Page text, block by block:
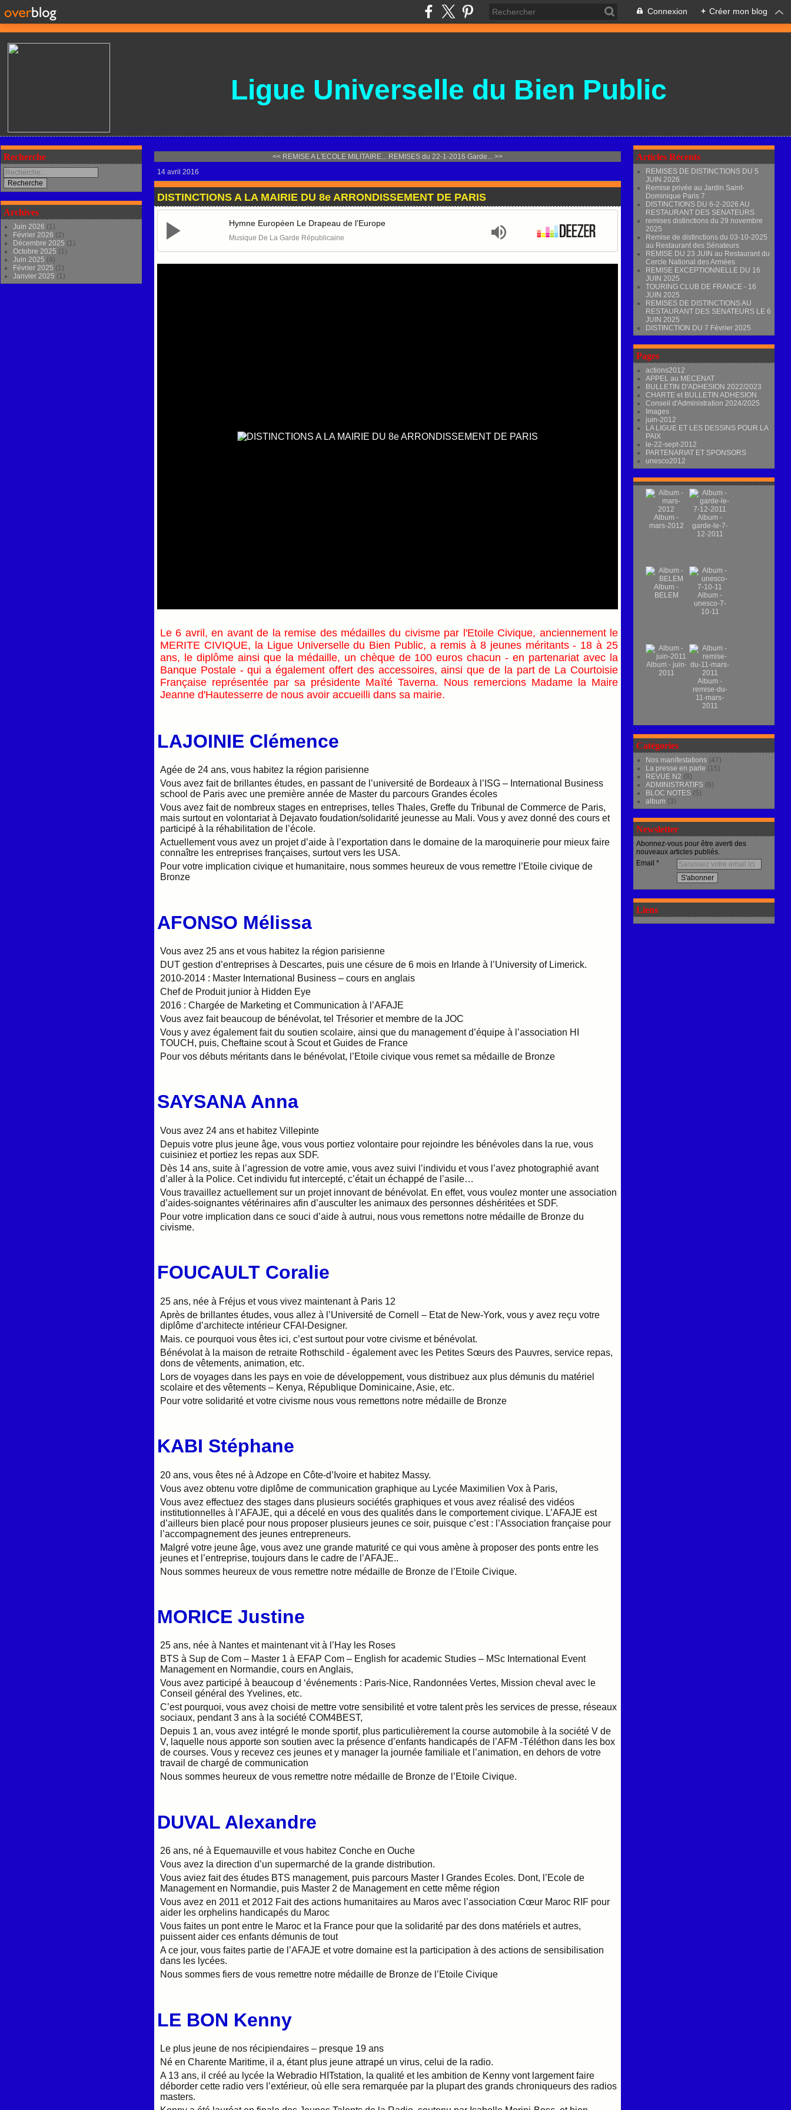
Connexion + Créer mon blog
Ligue Universelle du Bien Public
Recherche
Archives
Juin 2026 (1)
Février 2026 (2)
Décembre 2025 (1)
Octobre 2025 (1)
Juin 2025 (4)
Février 2025 (1)
Janvier 2025 (1)
<< REMISE A L'ECOLE MILITAIRE... REMISES du 22-1-2016 Garde... >>
14 avril 2016
DISTINCTIONS A LA MAIRIE DU 8e ARRONDISSEMENT DE PARIS
Hymne Européen Le Drapeau de l'Europe
Musique De La Garde Républicaine
Le 6 avril, en avant de la remise des médailles du civisme par l'Etoile Civique, anciennement le
MERITE CIVIQUE, la Ligue Universelle du Bien Public, a remis à8 jeunes méritants - 18à 25
ans, le dipl ôme ainsi que la médaille, un chèque de 100 euros chacun - en partenariat avec la
Banque Postale - qui a également offert des accessoires, ainsi que de la part de La Courtoisie
Française représentée par sa présidente Maïté Taverna. Nous remercions Madame la Maire
Jeanne d'Hautesserre de nous avoir accueilli dans sa mairie.
LAJOINIE Clémence
Agée de 24 ans, vous habitez la région parisienne
Vous avez fait de brillantes études, en passant de l’université de Bordeaux à l’ISG – International Business
school de Paris avec une première année de Master du parcours Grandes écoles
Vous avez fait de nombreux stages en entreprises, telles Thales, Greffe du Tribunal de Commerce de Paris,
mais surtout en volontariat à Dejavato foudation/solidarité jeunesse au Mali. Vous y avez donné des cours et
participé à la réhabilitation de l’école.
Actuellement vous avez un projet d’aide à l’exportation dans le domaine de la maroquinerie pour mieux faire
connaître les entreprises françaises, surtout vers les USA.
Pour votre implication civique et humanitaire, nous sommes heureux de vous remettre l’Etoile civique de
Bronze
AFONSO Mélissa
Vous avez 25 ans et vous habitez la région parisienne
DUT gestion d’entreprises à Descartes, puis une césure de 6 mois en Irlande à l’University of Limerick.
2010-2014 : Master International Business – cours en anglais
Chef de Produit junior à Hidden Eye
2016 : Chargée de Marketing et Communication à l’AFAJE
Vous avez fait beaucoup de bénévolat, tel Trésorier et membre de la JOC
Vous y avez également fait du soutien scolaire, ainsi que du management d’équipe à l’association HI
TOUCH, puis, Cheftaine scout à Scout et Guides de France
Pour vos débuts méritants dans le bénévolat, l’Etoile civique vous remet sa médaille de Bronze
SAYSANA Anna
Vous avez 24 ans et habitez Villepinte
Depuis votre plus jeune âge, vous vous portiez volontaire pour rejoindre les bénévoles dans la rue, vous
cuisiniez et portiez les repas aux SDF.
Dès 14 ans, suite à l’agression de votre amie, vous avez suivi l’individu et vous l’avez photographié avant
d’aller à la Police. Cet individu fut intercepté, c’était un échappé de l’asile…
Vous travaillez actuellement sur un projet innovant de bénévolat. En effet, vous voulez monter une association
d’aides-soignantes vétérinaires afin d’ausculter les animaux des personnes déshéritées et SDF.
Pour votre implication dans ce souci d’aide à autrui, nous vous remettons notre médaille de Bronze du
civisme.
FOUCAULT Coralie
25 ans, née à Fréjus et vous vivez maintenant à Paris 12
Après de brillantes études, vous allez à l’Université de Cornell – Etat de New-York, vous y avez reçu votre
diplôme d’architecte intérieur CFAI-Designer.
Mais. ce pourquoi vous êtes ici, c’est surtout pour votre civisme et bénévolat.
Bénévolat à la maison de retraite Rothschild - également avec les Petites Sœurs des Pauvres, service repas,
dons de vêtements, animation, etc.
Lors de voyages dans les pays en voie de développement, vous distribuez aux plus démunis du matériel
scolaire et des vêtements – Kenya, République Dominicaine, Asie, etc.
Pour votre solidarité et votre civisme nous vous remettons notre médaille de Bronze
KABI Stéphane
20 ans, vous êtes né à Adzope en Côte-d’Ivoire et habitez Massy.
Vous avez obtenu votre diplôme de communication graphique au Lycée Maximilien Vox à Paris,
Vous avez effectuez des stages dans plusieurs sociétés graphiques et vous avez réalisé des vidéos
institutionnelles à l’AFAJE, qui a décelé en vous des qualités dans le comportement civique. L’AFAJE est
d’ailleurs bien placé pour nous proposer plusieurs jeunes ce soir, puisque c’est : l’Association française pour
l’accompagnement des jeunes entrepreneurs.
Malgré votre jeune âge, vous avez une grande maturité ce qui vous amène à proposer des ponts entre les
jeunes et l’entreprise, toujours dans le cadre de l’AFAJE..
Nous sommes heureux de vous remettre notre médaille de Bronze de l’Etoile Civique.
MORICE Justine
25 ans, née à Nantes et maintenant vit à l’Hay les Roses
BTS à Sup de Com – Master 1 à EFAP Com – English for academic Studies – MSc International Event
Management en Normandie, cours en Anglais,
Vous avez participé à beaucoup d ‘événements : Paris-Nice, Randonnées Vertes, Mission cheval avec le
Conseil général des Yvelines, etc.
C’est pourquoi, vous avez choisi de mettre votre sensibilité et votre talent près les services de presse, réseaux
sociaux, pendant 3 ans à la société COM4BEST,
Depuis 1 an, vous avez intégré le monde sportif, plus particulièrement la course automobile à la société V de
V, laquelle nous apporte son soutien avec la présence d’enfants handicapés de l’AFM -Téléthon dans les box
de courses. Vous y recevez ces jeunes et y manager la journée familiale et l’animation, en dehors de votre
travail de chargé de communication
Nous sommes heureux de vous remettre notre médaille de Bronze de l’Etoile Civique.
DUVAL Alexandre
26 ans, né à Equemauville et vous habitez Conche en Ouche
Vous avez la direction d’un supermarché de la grande distribution.
Vous aviez fait des études BTS management, puis parcours Master I Grandes Ecoles. Dont, l’Ecole de
Management en Normandie, puis Master 2 de Management en cette même région
Vous avez en 2011 et 2012 Fait des actions humanitaires au Maros avec l’association Cœur Maroc RIF pour
aider les orphelins handicapés du Maroc
Vous faites un pont entre le Maroc et la France pour que la solidarité par des dons matériels et autres,
puissent aider ces enfants démunis de tout
A ce jour, vous faites partie de l’AFAJE et votre domaine est la participation à des actions de sensibilisation
dans les lycées.
Nous sommes fiers de vous remettre notre médaille de Bronze de l’Etoile Civique
LE BON Kenny
Le plus jeune de nos récipiendaires – presque 19 ans
Né en Charente Maritime, il a, étant plus jeune attrapé un virus, celui de la radio.
A 13 ans, il créé au lycée la Webradio HITstation, la qualité et les ambition de Kenny vont largement faire
déborder cette radio vers l’extérieur, où elle sera remarquée par la plupart des grands chroniqueurs des radios
masters.
Articles Récents
REMISES DE DISTINCTIONS DU 5
JUIN 2026
Remise privée au Jardin Saint-
Dominique Paris 7
DISTINCTIONS DU 6-2-2026 AU
RESTAURANT DES SENATEURS
remises distinctions du 29 novembre
2025
Remise de distinctions du 03-10-2025
au Restaurant des Sénateurs
REMISE DU 23 JUIN au Restaurant du
Cercle National des Armées
REMISE EXCEPTIONNELLE DU 16
JUIN 2025
TOURING CLUB DE FRANCE - 16
JUIN 2025
REMISES DE DISTINCTIONS AU
RESTAURANT DES SENATEURS LE 6
JUIN 2025
DISTINCTION DU 7 Février 2025
Pages
actions2012
APPEL au MECENAT
BULLETIN D'ADHESION 2022/2023
CHARTE et BULLETIN ADHESION
Conseil d'Administration 2024/2025
Images
juin-2012
LA LIGUE ET LES DESSINS POUR LA
PAIX
le-22-sept-2012
PARTENARIAT ET SPONSORS
unesco2012
Album -
mars-2012
Album -
garde-le-7-
12-2011
Album -
BELEM
Album -
unesco-7-
10-11
Album - juin-
2011
Album -
remise-du-
11-mars-
2011
Catégories
Nos manifestations (47)
La presse en parle (15)
REVUE N2 (8)
ADMINISTRATIFS (6)
BLOC NOTES (5)
album (3)
Newsletter
Abonnez-vous pour être averti des
nouveaux articles publiés.
Email
Liens